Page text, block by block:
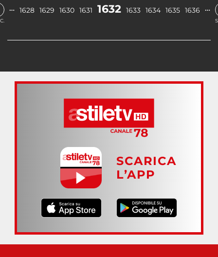
… 1628 1629 1630 1631 1632 1633 1634 1635 1636 …
SCARICA
L’APP